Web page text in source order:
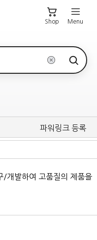
Shop Menu
파워링크 등록
/개발하여 고품질의 제품을